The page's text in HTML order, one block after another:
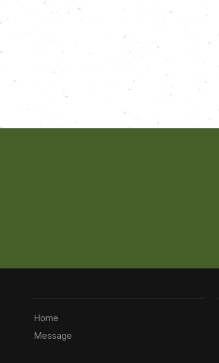
Home
Message